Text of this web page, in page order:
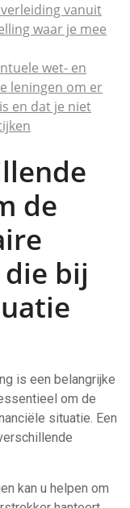
vanuit
waar je mee
wet- en
leningen om er
en dat je niet
de
bij
is een belangrijke
om de
situatie. Een
kan u helpen om